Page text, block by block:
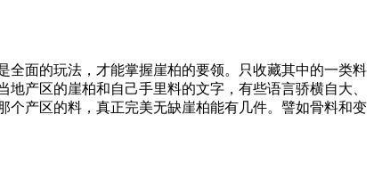
面的玩法，才能掌握崖柏的要领。只收藏其中的一类料
产区的崖柏和自己手里料的文字，有些语言骄横自大、
产区的料，真正完美无缺崖柏能有几件。譬如骨料和变